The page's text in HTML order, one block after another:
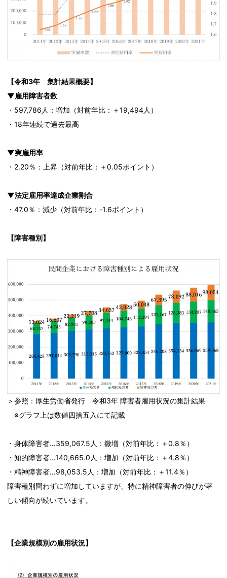
【令和3年 集計結果概要】
▼雇用障害者数
・597,786人：増加（対前年比：＋19,494人）
・18年連続で過去最高
▼実雇用率
・2.20％：上昇（対前年比：＋0.05ポイント）
▼法定雇用率達成企業割合
・47.0％：減少（対前年比：-1.6ポイント）
【障害種別】
＞参照：厚生労働省発行 令和3年 障害者雇用状況の集計結果
※グラフ上は数値四捨五入にて記載
・身体障害者…359,067.5人：微増（対前年比：＋0.8％）
・知的障害者…140,665.0人：増加（対前年比：＋4.8％）
・精神障害者…98,053.5人：増加（対前年比：＋11.4％）
障害種別問わずに増加していますが、特に精神障害者の伸びが著
しい傾向が続いています。
【企業規模別の雇用状況】